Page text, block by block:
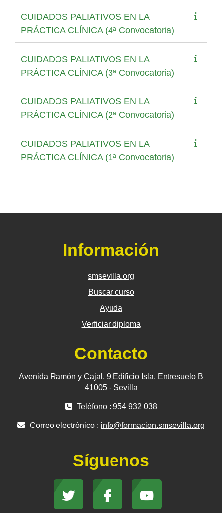
CUIDADOS PALIATIVOS EN LA
PRÁCTICA CLÍNICA (4ª Convocatoria)
CUIDADOS PALIATIVOS EN LA
PRÁCTICA CLÍNICA (3ª Convocatoria)
CUIDADOS PALIATIVOS EN LA
PRÁCTICA CLÍNICA (2ª Convocatoria)
CUIDADOS PALIATIVOS EN LA
PRÁCTICA CLÍNICA (1ª Convocatoria)
Información
smsevilla.org
Buscar curso
Ayuda
Verficiar diploma
Contacto
Avenida Ramón y Cajal, 9 Edificio Isla, Entresuelo B
41005 - Sevilla
Teléfono : 954 932 038
Correo electrónico : info@formacion.smsevilla.org
Síguenos